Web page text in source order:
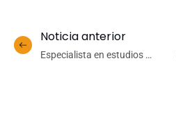
Noticia anterior
Especialista en estudios de